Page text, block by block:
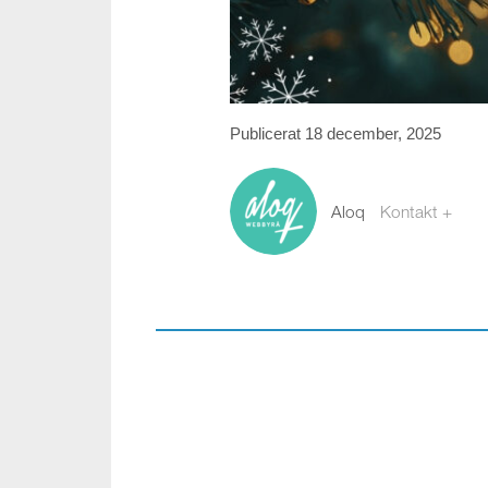
Publicerat 18 december, 2025
Aloq Kontakt +